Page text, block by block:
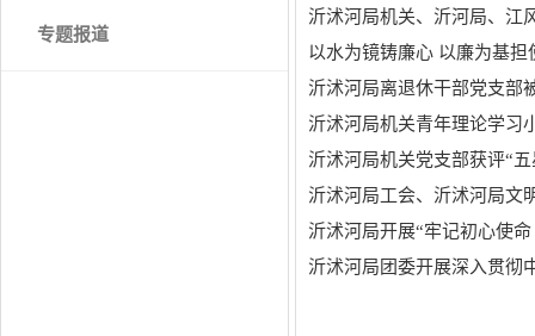
专题报道
沂沭河局机关、沂河局、江
以水为镜铸廉心 以廉为基
沂沭河局离退休干部党支部
沂沭河局机关青年理论学习
沂沭河局机关党支部获评“
沂沭河局工会、沂沭河局文
沂沭河局开展“牢记初心使
沂沭河局团委开展深入贯彻